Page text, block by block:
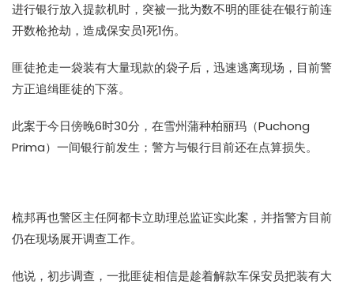
进行银行放入提款机时，突被一批为数不明的匪徒在银行前连
开数枪抢劫，造成保安员1死1伤。
匪徒抢走一袋装有大量现款的袋子后，迅速逃离现场，目前警
方正追缉匪徒的下落。
此案于今日傍晚6时30分，在雪州蒲种柏丽玛（Puchong
Prima）一间银行前发生；警方与银行目前还在点算损失。
梳邦再也警区主任阿都卡立助理总监证实此案，并指警方目前
仍在现场展开调查工作。
他说，初步调查，一批匪徒相信是趁着解款车保安员把装有大